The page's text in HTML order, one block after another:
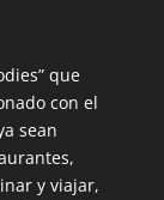
que
con el
sean
y viajar,